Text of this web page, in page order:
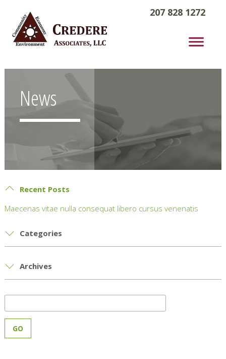
207 828 1272
News
Recent Posts
Maecenas vitae nulla consequat libero cursus venenatis
Categories
Archives